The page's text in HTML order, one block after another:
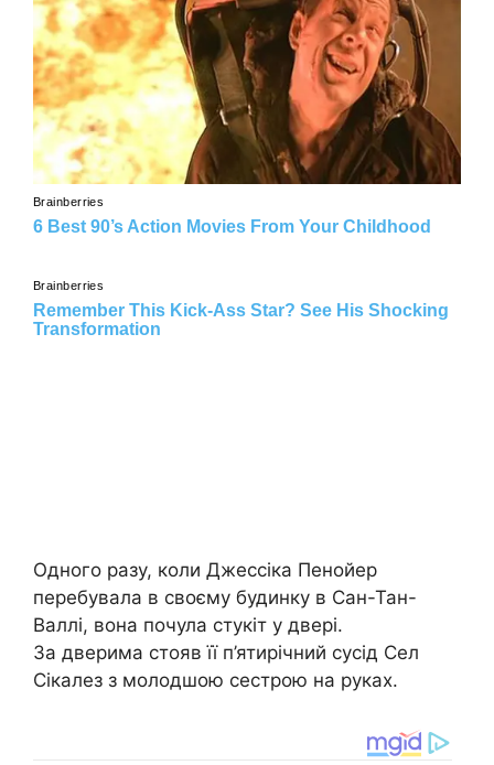
Одного разу, коли Джессіка Пенойер
перебувала в своєму будинку в Сан-Тан-
Валлі, вона почула стукіт у двері.
За дверима стояв її п’ятирічний сусід Сел
Сікалез з молодшою ​​сестрою на руках.